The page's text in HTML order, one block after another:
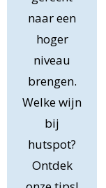
naar een
hoger
niveau
brengen.
Welke wijn
bij
hutspot?
Ontdek